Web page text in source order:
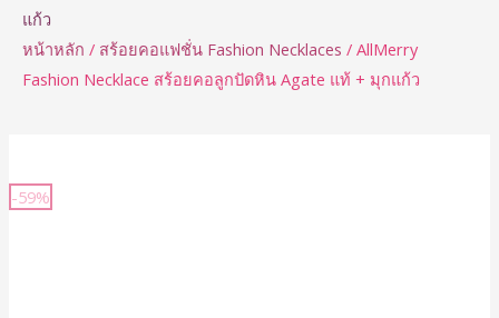
แก้ว
หน้าหลัก / สร้อยคอแฟชั่น Fashion Necklaces / AllMerry
Fashion Necklace สร้อยคอลูกปัดหิน Agate แท้ + มุกแก้ว
-59%